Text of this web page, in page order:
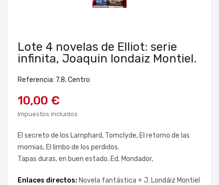
Lote 4 novelas de Elliot: serie
infinita, Joaquin londaiz Montiel.
Referencia: 7.8. Centro
10,00 €
Impuestos incluidos
El secreto de los Lamphard, Tomclyde, El retorno de las
momias, El limbo de los perdidos.
Tapas duras, en buen estado. Ed. Mondador,
Enlaces directos: Novela fantástica +J. Londáiz Montiel